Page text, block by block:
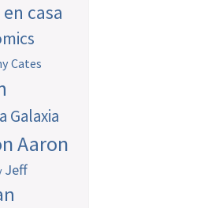
casa
Cates
Galaxia
Aaron
Jeff